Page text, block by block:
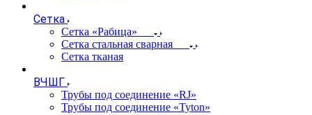
Сетка
Сетка «Рабица»
Сетка стальная сварная
Сетка тканая
ВЧШГ
Трубы под соединение «RJ»
Трубы под соединение «Tyton»